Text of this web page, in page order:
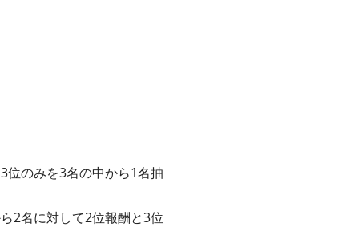
のみを3名の中から1名抽
2名に対して2位報酬と3位